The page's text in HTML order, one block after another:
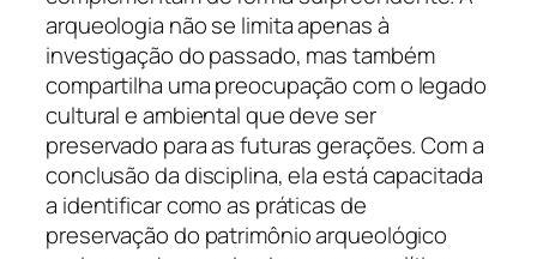
arqueologia não se limita apenas à
investigação do passado, mas também
compartilha uma preocupação com o legado
cultural e ambiental que deve ser
preservado para as futuras gerações. Com a
conclusão da disciplina, ela está capacitada
a identificar como as práticas de
preservação do patrimônio arqueológico